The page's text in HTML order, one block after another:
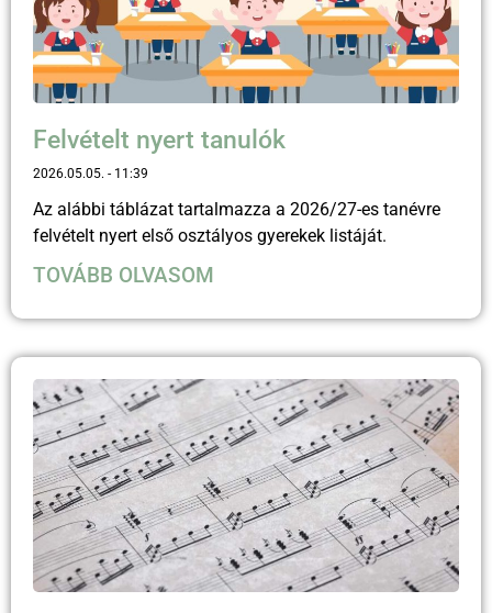
Felvételt nyert tanulók
2026.05.05. 11:39
Az alábbi táblázat tartalmazza a 2026/27-es tanévre
felvételt nyert első osztályos gyerekek listáját.
TOVÁBB OLVASOM